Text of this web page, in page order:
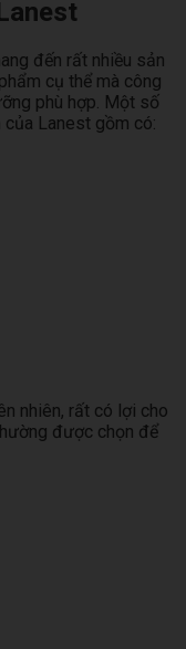
đến rất nhiều sản
cụ thể mà công
phù hợp. Một số
Lanest gồm có:
nhiên, rất có lợi cho
được chọn để